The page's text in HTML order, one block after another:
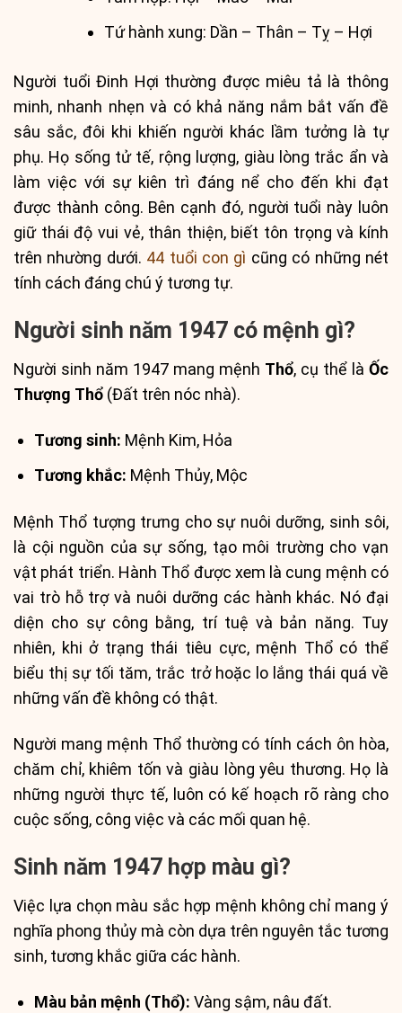
Tứ hành xung: Dần – Thân – Tỵ – Hợi
Người tuổi Đinh Hợi thường được miêu tả là thông
minh, nhanh nhẹn và có khả năng nắm bắt vấn đề
sâu sắc, đôi khi khiến người khác lầm tưởng là tự
phụ. Họ sống tử tế, rộng lượng, giàu lòng trắc ẩn và
làm việc với sự kiên trì đáng nể cho đến khi đạt
được thành công. Bên cạnh đó, người tuổi này luôn
giữ thái độ vui vẻ, thân thiện, biết tôn trọng và kính
trên nhường dưới. 44 tuổi con gì cũng có những nét
tính cách đáng chú ý tương tự.
Người sinh năm 1947 có mệnh gì?
Người sinh năm 1947 mang mệnh Thổ, cụ thể là Ốc
Thượng Thổ (Đất trên nóc nhà).
Tương sinh: Mệnh Kim, Hỏa
Tương khắc: Mệnh Thủy, Mộc
Mệnh Thổ tượng trưng cho sự nuôi dưỡng, sinh sôi,
là cội nguồn của sự sống, tạo môi trường cho vạn
vật phát triển. Hành Thổ được xem là cung mệnh có
vai trò hỗ trợ và nuôi dưỡng các hành khác. Nó đại
diện cho sự công bằng, trí tuệ và bản năng. Tuy
nhiên, khi ở trạng thái tiêu cực, mệnh Thổ có thể
biểu thị sự tối tăm, trắc trở hoặc lo lắng thái quá về
những vấn đề không có thật.
Người mang mệnh Thổ thường có tính cách ôn hòa,
chăm chỉ, khiêm tốn và giàu lòng yêu thương. Họ là
những người thực tế, luôn có kế hoạch rõ ràng cho
cuộc sống, công việc và các mối quan hệ.
Sinh năm 1947 hợp màu gì?
Việc lựa chọn màu sắc hợp mệnh không chỉ mang ý
nghĩa phong thủy mà còn dựa trên nguyên tắc tương
sinh, tương khắc giữa các hành.
Màu bản mệnh (Thổ): Vàng sậm, nâu đất.